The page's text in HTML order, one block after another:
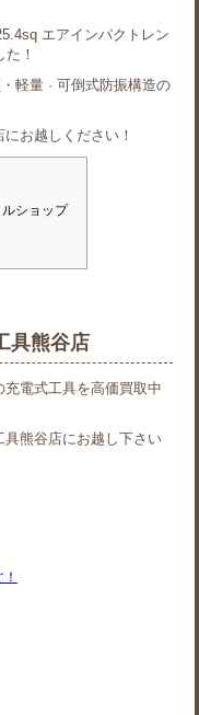
エアインパクトレン
！
軽量 · 可倒式防振構造の
お越しください！
ショップ
具熊谷店
電式工具を高価買取中
熊谷店にお越し下さい